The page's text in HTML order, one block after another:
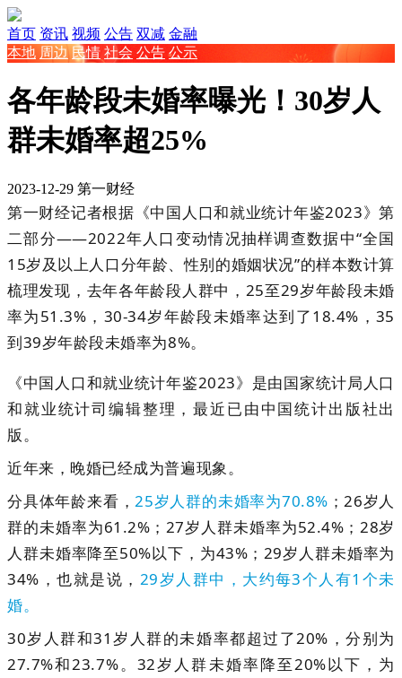
首页 资讯 视频 公告 双减 金融
本地 周边 民情 社会 公告 公示
各年龄段未婚率曝光！30岁人
群未婚率超25%
2023-12-29 第一财经
第一财经记者根据《中国人口和就业统计年鉴2023》第
二部分——2022年人口变动情况抽样调查数据中“全国
15岁及以上人口分年龄、性别的婚姻状况”的样本数计算
梳理发现，去年各年龄段人群中，25至29岁年龄段未婚
率为51.3%，30-34岁年龄段未婚率达到了18.4%，35
到39岁年龄段未婚率为8%。
《中国人口和就业统计年鉴2023》是由国家统计局人口
和就业统计司编辑整理，最近已由中国统计出版社出
版。
近年来，晚婚已经成为普遍现象。
分具体年龄来看，25岁人群的未婚率为70.8% ；26岁人
群的未婚率为61.2%；27岁人群未婚率为52.4%；28岁
人群未婚率降至50%以下，为43%；29岁人群未婚率为
34%，也就是说， 29岁人群中，大约每3个人有1个未
婚。
30岁人群和31岁人群的未婚率都超过了20%，分别为
27.7%和23.7%。32岁人群未婚率降至20%以下，为